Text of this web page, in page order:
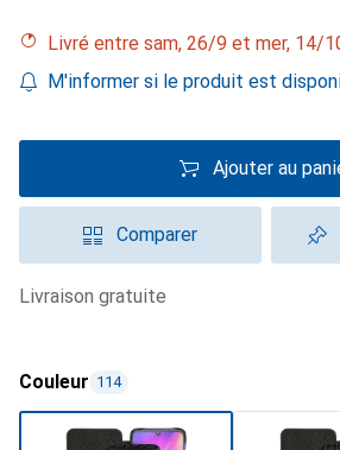
Livré entre sam, 26/9 et mer, 14/
M'informer si le produit est
Ajouter au
Comparer
livraison gratuite
Couleur 114